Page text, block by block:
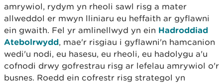
amrywiol, rydym yn rheoli sawl risg a mater
allweddol er mwyn lliniaru eu heffaith ar gyflawni
ein gwaith. Fel yr amlinellwyd yn ein Hadroddiad
Atebolrwydd, mae'r risgiau i gyflawni'n hamcanion
wedi'u nodi, eu hasesu, eu rheoli, eu hadolygu a'u
cofnodi drwy gofrestrau risg ar lefelau amrywiol o'r
busnes. Roedd ein cofrestr risg strategol yn